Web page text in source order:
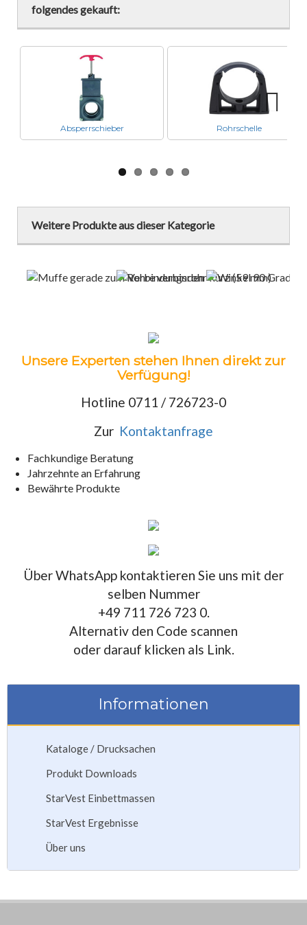
folgendes gekauft:
Absperrschieber RohrschelleNext
Weitere Produkte aus dieser Kategorie
Unsere Experten stehen Ihnen direkt zur
Verfügung!
Hotline 0711 / 726723-0
Zur Kontaktanfrage
Fachkundige Beratung
Jahrzehnte an Erfahrung
Bewährte Produkte
Über WhatsApp kontaktieren Sie uns mit der
selben Nummer
+49 711 726 723 0.
Alternativ den Code scannen
oder darauf klicken als Link.
Informationen
Kataloge / Drucksachen
Produkt Downloads
StarVest Einbettmassen
StarVest Ergebnisse
Über uns